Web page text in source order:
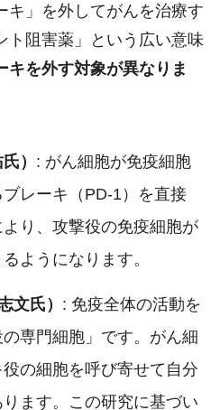
キ」を外してがんを治療す
ト阻害薬」という広い意味
キを外す対象が異なりま
） : がん細胞が免疫細胞
ブレーキ（PD-1）を直接
り、攻撃役の免疫細胞が
ようになります。
文氏） : 免疫全体の活動を
専門細胞」です。がん細
の細胞を呼び寄せて自分
ます。この研究に基づい